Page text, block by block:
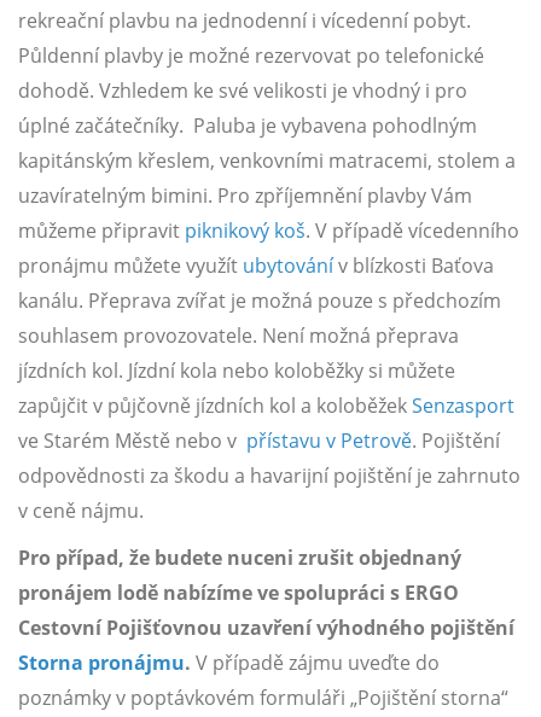
rekreační plavbu na jednodenní i vícedenní pobyt.
Půldenní plavby je možné rezervovat po telefonické
dohodě. Vzhledem ke své velikosti je vhodný i pro
úplné začátečníky. Paluba je vybavena pohodlným
kapitánským křeslem, venkovními matracemi, stolem a
uzavíratelným bimini. Pro zpříjemnění plavby Vám
můžeme připravit piknikový koš. V případě vícedenního
pronájmu můžete využít ubytovánív blízkosti Baťova
kanálu. Přeprava zvířat je možná pouze s předchozím
souhlasem provozovatele. Není možná přeprava
jízdních kol. Jízdní kola nebo koloběžky si můžete
zapůjčit v půjčovně jízdních kol a koloběžekSenzasport
ve Starém Městě nebo v přístavu v Petrově. Pojištění
odpovědnosti za škodu a havarijní pojištění je zahrnuto
v ceně nájmu.
Pro případ, že budete nuceni zrušit objednaný
pronájem lodě nabízíme ve spolupráci s ERGO
Cestovní Pojišťovnou uzavření výhodného pojištění
Storna pronájmu. V případě zájmu uveďte do
poznámky v poptávkovém formuláři „Pojištění storna“